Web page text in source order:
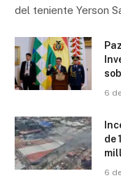
del teniente Yerson
6
de
6